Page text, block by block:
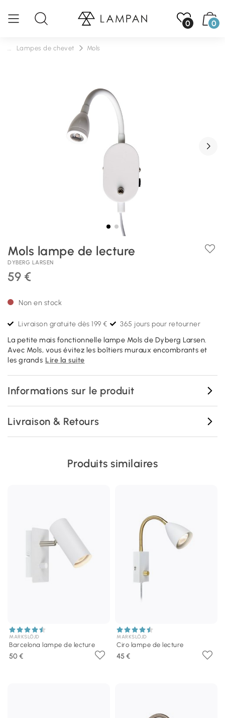
0 0
Lampes de chevet Mols
Mols lampe de lecture
DYBERG LARSEN
59 €
Non en stock
Livraison gratuite dès 199 € 365 jours pour retourner
La petite mais fonctionnelle lampe Mols de Dyberg Larsen.
Avec Mols, vous évitez les boîtiers muraux encombrants et
les grands Lire la suite
Informations sur le produit
Livraison & Retours
Produits similaires
MARKSLÖJD
Barcelona lampe de lecture
50 €
MARKSLÖJD
Ciro lampe de lecture
45 €